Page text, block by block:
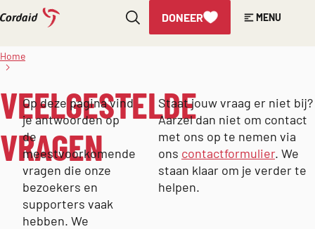
Direct
de
inhoud
DONEER MENU
Home
Veelgestelde
vragen
VEELGESTELDE
VRAGEN
Op deze pagina vind
je antwoorden op
de
meestvoorkomende
vragen die onze
bezoekers en
supporters vaak
hebben. We
Staat jouw vraag er niet bij?
Aarzel dan niet om contact
met ons op te nemen via
ons contactformulier. We
staan klaar om je verder te
helpen.